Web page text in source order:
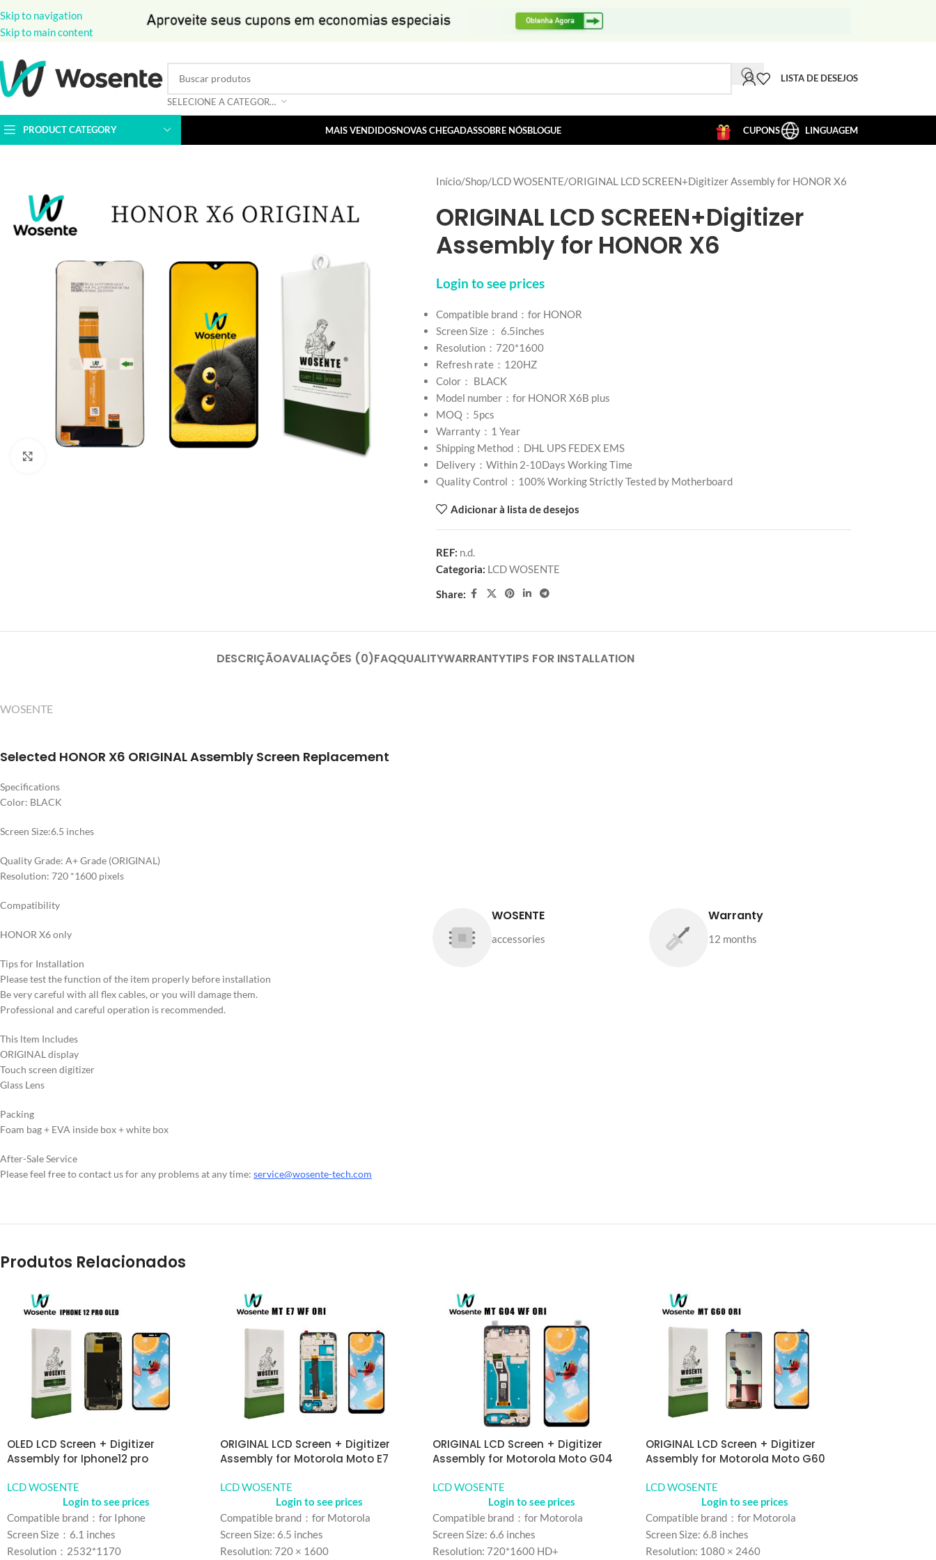
Skip to navigation
Skip to main content
SELECIONE A CATEGORIA
LISTA DE DESEJOS
PRODUCT CATEGORY MAIS VENDIDOSNOVAS CHEGADASSOBRE NÓSBLOGUE CUPONS LINGUAGEM
Início Shop LCD WOSENTE ORIGINAL LCD SCREEN+Digitizer Assembly for HONOR X6
ORIGINAL LCD SCREEN+Digitizer
Assembly for HONOR X6
Login to see prices
Compatible brand：for HONOR
Screen Size： 6.5inches
Resolution：720*1600
Refresh rate：120HZ
Color： BLACK
Model number：for HONOR X6B plus
MOQ：5pcs
Warranty：1 Year
Shipping Method：DHL UPS FEDEX EMS
Delivery：Within 2-10Days Working Time
Quality Control：100% Working Strictly Tested by Motherboard
Adicionar à lista de desejos
REF: n.d.
Categoria: LCD WOSENTE
Share:
DESCRIÇÃOAVALIAÇÕES (0)FAQQUALITYWARRANTYTIPS FOR INSTALLATION
WOSENTE
Selected HONOR X6 ORIGINAL Assembly Screen Replacement
Specifications
Color: BLACK
Screen Size:6.5 inches
Quality Grade: A+ Grade (ORIGINAL)
Resolution: 720 *1600 pixels
Compatibility
HONOR X6 only
Tips for Installation
Please test the function of the item properly before installation
Be very careful with all flex cables, or you will damage them.
Professional and careful operation is recommended.
This ltem Includes
ORIGINAL display
Touch screen digitizer
Glass Lens
Packing
Foam bag + EVA inside box + white box
After-Sale Service
Please feel free to contact us for any problems at any time: service@wosente-tech.com
WOSENTE
accessories
Warranty
12 months
Produtos Relacionados
OLED LCD Screen + Digitizer
Assembly for Iphone12 pro
LCD WOSENTE
Login to see prices
Compatible brand：for Iphone
Screen Size：6.1 inches
Resolution：2532*1170
ORIGINAL LCD Screen + Digitizer
Assembly for Motorola Moto E7
LCD WOSENTE
Login to see prices
Compatible brand：for Motorola
Screen Size: 6.5 inches
Resolution: 720 × 1600
ORIGINAL LCD Screen + Digitizer
Assembly for Motorola Moto G04
LCD WOSENTE
Login to see prices
Compatible brand：for Motorola
Screen Size: 6.6 inches
Resolution: 720*1600 HD+
ORIGINAL LCD Screen + Digitizer
Assembly for Motorola Moto G60
LCD WOSENTE
Login to see prices
Compatible brand：for Motorola
Screen Size: 6.8 inches
Resolution: 1080 × 2460